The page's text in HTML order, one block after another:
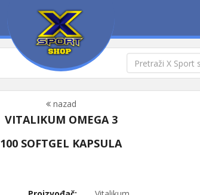
nazad
VITALIKUM OMEGA 3
100 SOFTGEL KAPSULA